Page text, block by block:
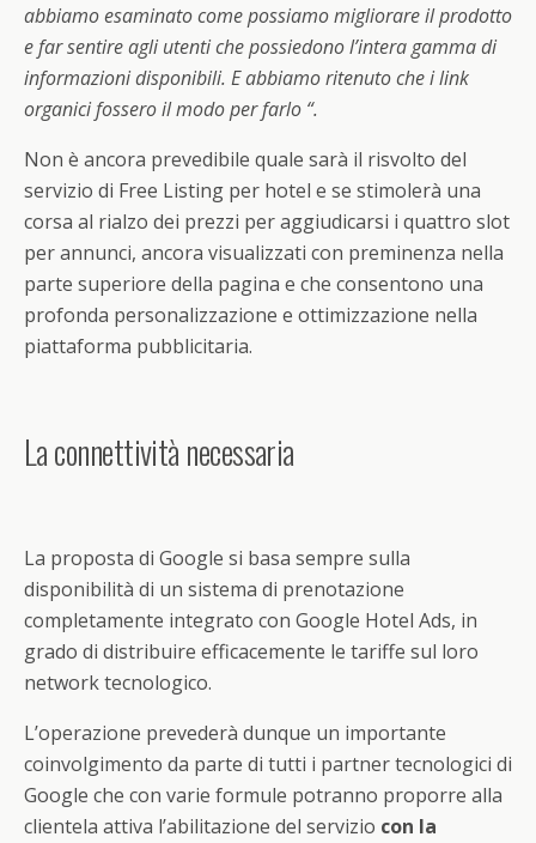
abbiamo esaminato come possiamo migliorare il prodotto
e far sentire agli utenti che possiedono l’intera gamma di
informazioni disponibili. E abbiamo ritenuto che i link
organici fossero il ​​modo per farlo “.
Non è ancora prevedibile quale sarà il risvolto del
servizio di Free Listing per hotel e se stimolerà una
corsa al rialzo dei prezzi per aggiudicarsi i quattro slot
per annunci, ancora visualizzati con preminenza nella
parte superiore della pagina e che consentono una
profonda personalizzazione e ottimizzazione nella
piattaforma pubblicitaria.
La connettività necessaria
La proposta di Google si basa sempre sulla
disponibilità di un sistema di prenotazione
completamente integrato con Google Hotel Ads, in
grado di distribuire efficacemente le tariffe sul loro
network tecnologico.
L’operazione prevederà dunque un importante
coinvolgimento da parte di tutti i partner tecnologici di
Google che con varie formule potranno proporre alla
clientela attiva l’abilitazione del servizio con la